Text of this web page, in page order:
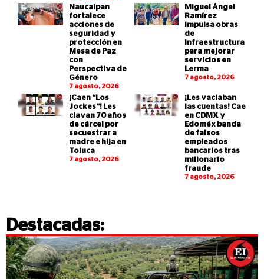
Naucalpan
fortalece
acciones de
seguridad y
protección en
Mesa de Paz
con
Perspectiva de
Género
7 agosto, 2026
Miguel Ángel
Ramírez
impulsa obras
de
infraestructura
para mejorar
servicios en
Lerma
7 agosto, 2026
¡Caen “Los
Jockes”! Les
clavan 70 años
de cárcel por
secuestrar a
madre e hija en
Toluca
7 agosto, 2026
¡Les vaciaban
las cuentas! Cae
en CDMX y
Edoméx banda
de falsos
empleados
bancarios tras
millonario
fraude
7 agosto, 2026
Destacadas: